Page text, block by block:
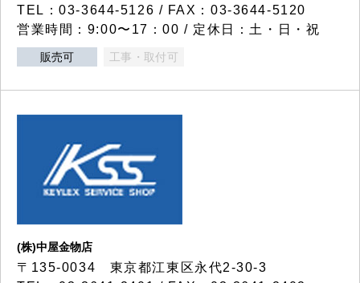
TEL：03-3644-5126 / FAX：03-3644-5120
営業時間：9:00〜17：00 / 定休日：土・日・祝
販売可 工事・取付可
(株)中屋金物店
〒135-0034 東京都江東区永代2-30-3